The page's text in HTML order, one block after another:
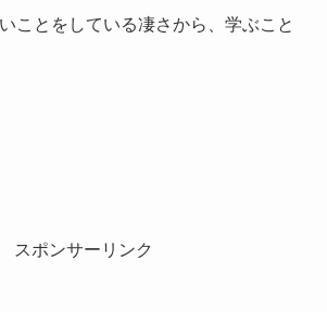
ことをしている凄さから、学ぶこと
スポンサーリンク